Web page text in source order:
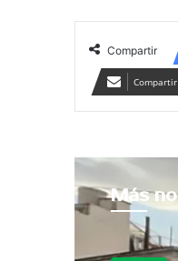
Compartir
Más